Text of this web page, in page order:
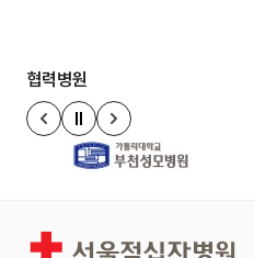
협력병원
이전 슬라이드
정지
다음 슬라이드
경인권역재활병원